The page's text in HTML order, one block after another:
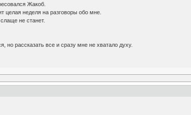
Жакоб.
целая неделя на разговоры обо мне.
не станет.
но рассказать все и сразу мне не хватало духу.